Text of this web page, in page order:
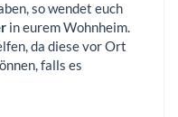
so wendet euch
in eurem Wohnheim.
da diese vor Ort
falls es